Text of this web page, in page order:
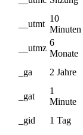
__utmt
10
Minuten
__utmz
6
Monate
_ga 2 Jahre
_gat
1
Minute
_gid 1 Tag